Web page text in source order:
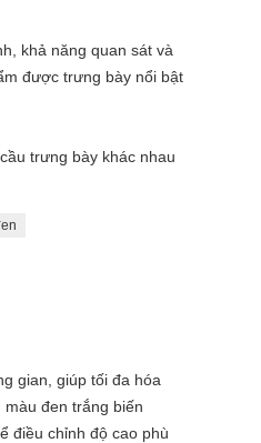
khả năng quan sát và
được trưng bày nổi bật
trưng bày khác nhau
gian, giúp tối đa hóa
đen trắng biến
điều chỉnh độ cao phù